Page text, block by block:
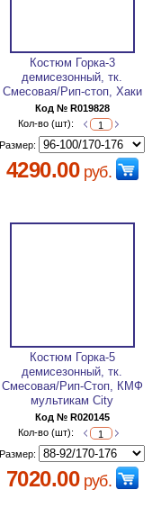
Костюм Горка-3
демисезонный, тк.
Смесовая/Рип-стоп, Хаки
Код № R019828
Кол-во (шт):
Размер:
4290.00руб.
Костюм Горка-5
демисезонный, тк.
Смесовая/Рип-Стоп, КМФ
мультикам City
Код № R020145
Кол-во (шт):
Размер:
7020.00руб.